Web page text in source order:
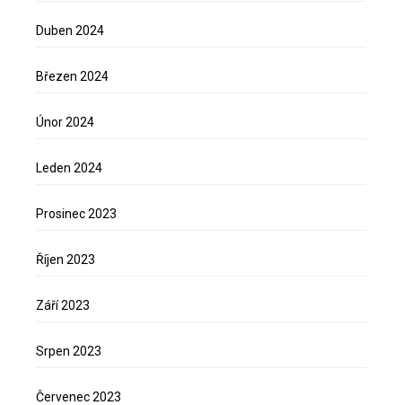
Duben 2024
Březen 2024
Únor 2024
Leden 2024
Prosinec 2023
Říjen 2023
Září 2023
Srpen 2023
Červenec 2023